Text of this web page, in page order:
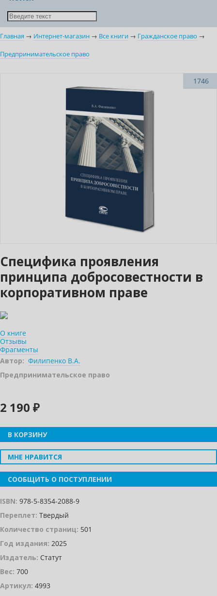
Главная → Интернет-магазин → Все книги → Гражданское право →
Предпринимательское право
1746
Специфика проявления
принципа добросовестности в
корпоративном праве
О книге
Отзывы
Фрагменты
Автор: Филипенко В.А.
Предпринимательское право
2 190 ₽
В КОРЗИНУ
МНЕ НРАВИТСЯ
СООБЩИТЬ О ПОСТУПЛЕНИИ
ISBN: 978-5-8354-2088-9
Переплет: Твердый
Количество страниц: 501
Год издания: 2025
Издатель: Статут
Вес: 700
Артикул: 4993